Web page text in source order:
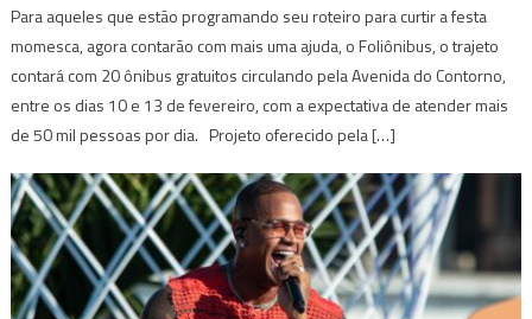
Para aqueles que estão programando seu roteiro para curtir a festa
momesca, agora contarão com mais uma ajuda, o Foliônibus, o trajeto
contará com 20 ônibus gratuitos circulando pela Avenida do Contorno,
entre os dias 10 e 13 de fevereiro, com a expectativa de atender mais
de 50 mil pessoas por dia. Projeto oferecido pela […]